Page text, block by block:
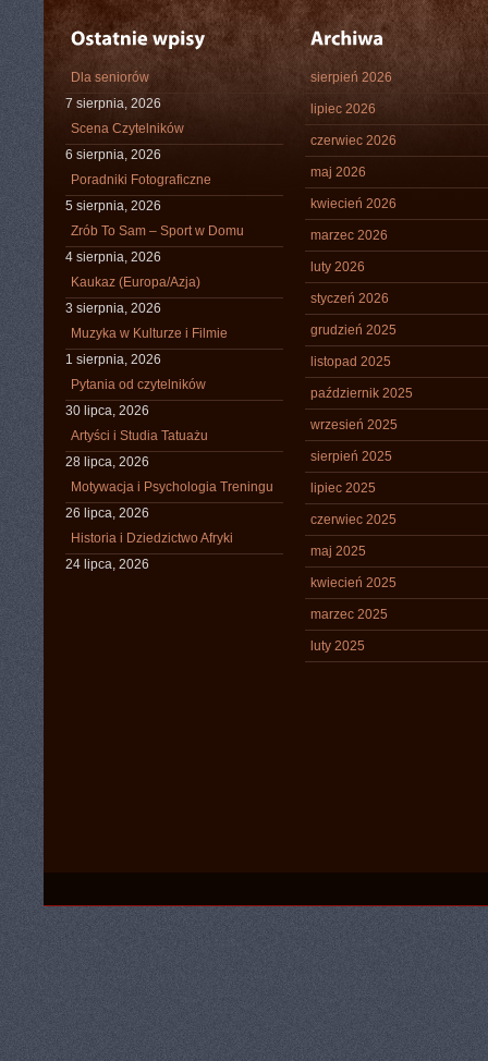
Dla seniorów
7 sierpnia, 2026
Scena Czytelników
6 sierpnia, 2026
Poradniki Fotograficzne
5 sierpnia, 2026
Zrób To Sam – Sport w Domu
4 sierpnia, 2026
Kaukaz (Europa/Azja)
3 sierpnia, 2026
Muzyka w Kulturze i Filmie
1 sierpnia, 2026
Pytania od czytelników
30 lipca, 2026
Artyści i Studia Tatuażu
28 lipca, 2026
Motywacja i Psychologia Treningu
26 lipca, 2026
Historia i Dziedzictwo Afryki
24 lipca, 2026
sierpień 2026
lipiec 2026
czerwiec 2026
maj 2026
kwiecień 2026
marzec 2026
luty 2026
styczeń 2026
grudzień 2025
listopad 2025
październik 2025
wrzesień 2025
sierpień 2025
lipiec 2025
czerwiec 2025
maj 2025
kwiecień 2025
marzec 2025
luty 2025